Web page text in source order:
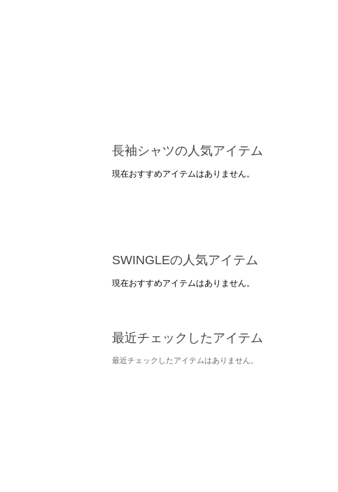
長袖シャツの人気アイテム
現在おすすめアイテムはありません。
SWINGLEの人気アイテム
現在おすすめアイテムはありません。
最近チェックしたアイテム
最近チェックしたアイテムはありません。